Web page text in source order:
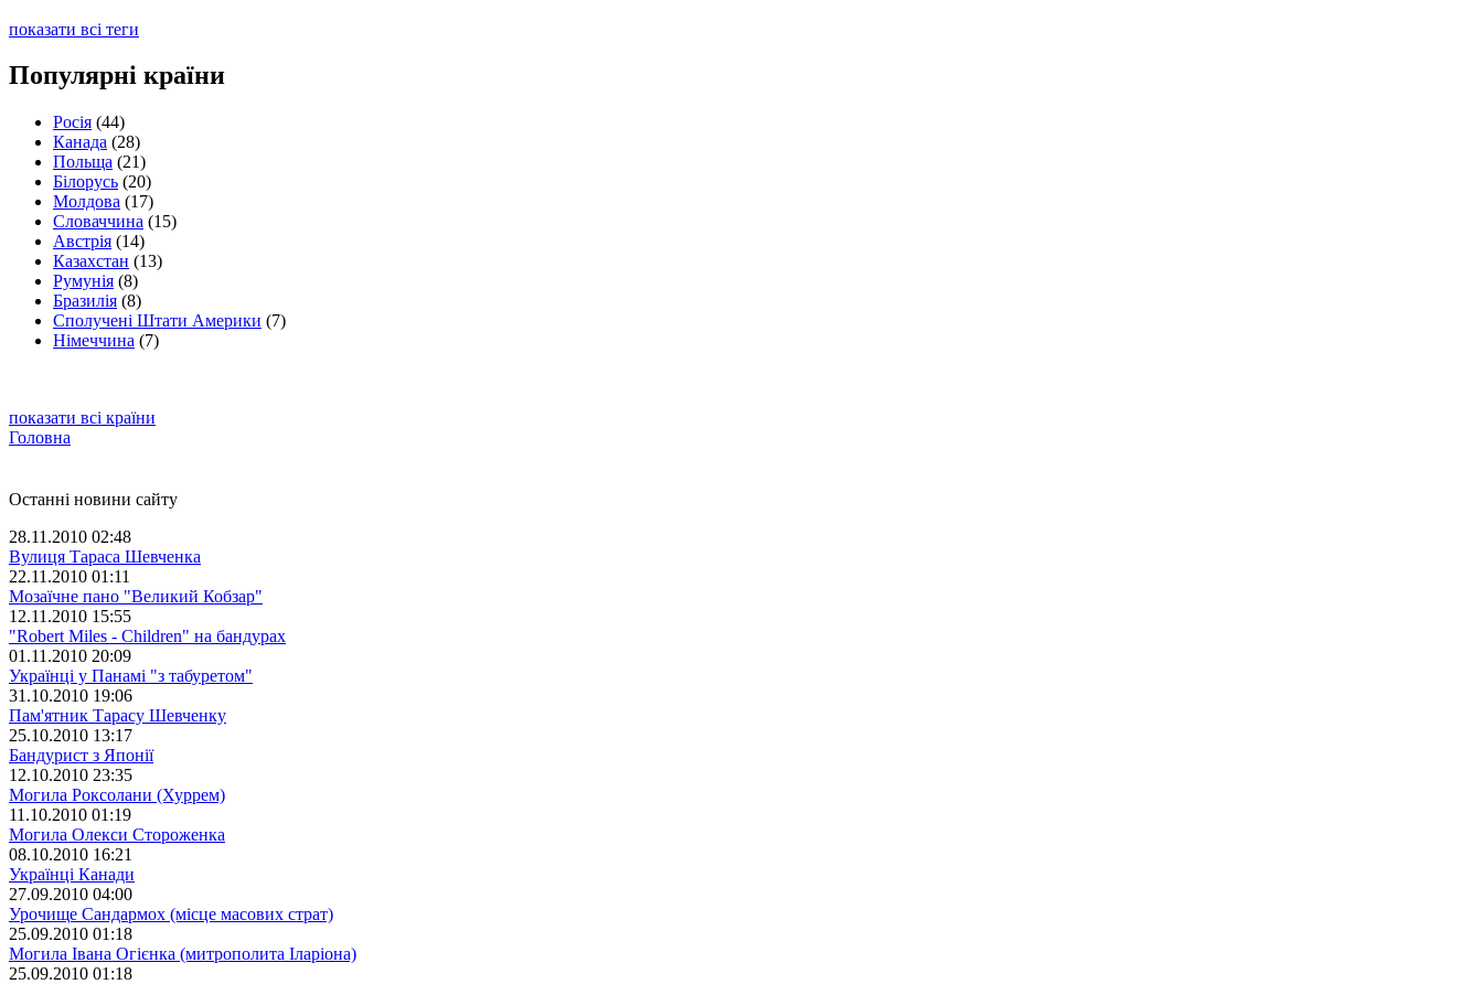
показати всі теги
Популярні країни
Росія (44)
Канада (28)
Польща (21)
Білорусь (20)
Молдова (17)
Словаччина (15)
Австрія (14)
Казахстан (13)
Румунія (8)
Бразилія (8)
Сполучені Штати Америки (7)
Німеччина (7)
показати всі країни
Головна
Останні новини сайту
28.11.2010 02:48
Вулиця Тараса Шевченка
22.11.2010 01:11
Мозаїчне пано "Великий Кобзар"
12.11.2010 15:55
"Robert Miles - Children" на бандурах
01.11.2010 20:09
Українці у Панамі "з табуретом"
31.10.2010 19:06
Пам'ятник Тарасу Шевченку
25.10.2010 13:17
Бандурист з Японії
12.10.2010 23:35
Могила Роксолани (Хуррем)
11.10.2010 01:19
Могила Олекси Стороженка
08.10.2010 16:21
Українці Канади
27.09.2010 04:00
Урочище Сандармох (місце масових страт)
25.09.2010 01:18
Могила Івана Огієнка (митрополита Іларіона)
25.09.2010 01:18